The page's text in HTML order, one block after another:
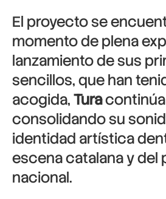
El proyecto se
momento de plena
lanzamiento de sus
sencillos, que han
acogida,Turacontinúa
consolidando su
identidad artística
escena catalana y del
nacional.